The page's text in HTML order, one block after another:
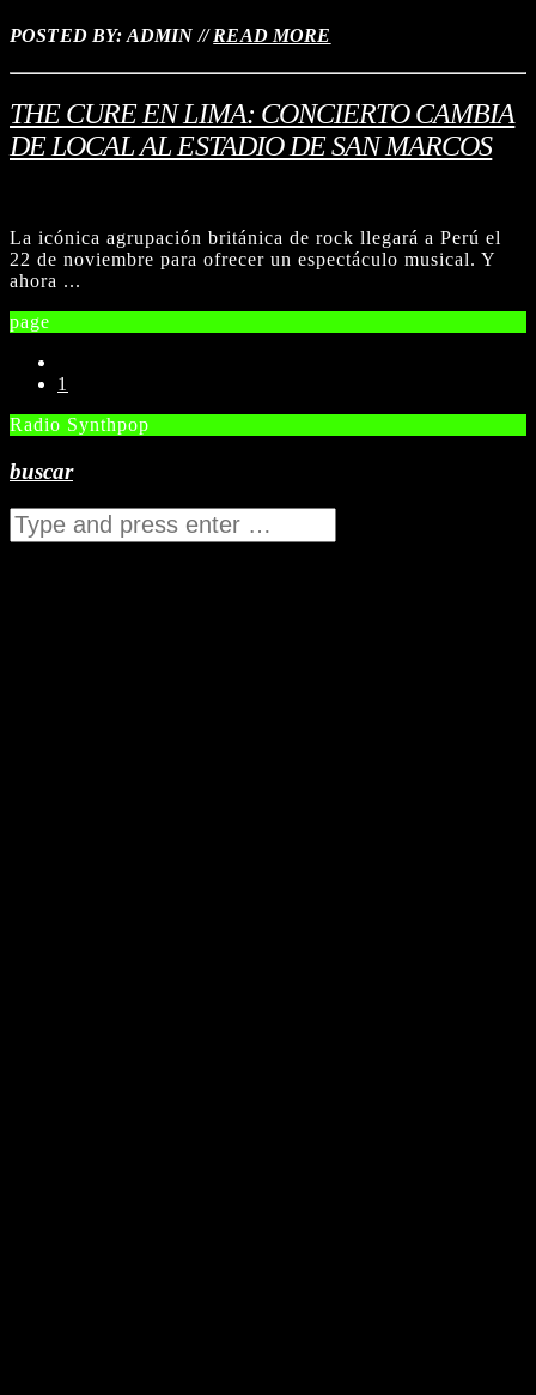
POSTED BY: ADMIN //READ MORE
THE CURE EN LIMA: CONCIERTO CAMBIA
DE LOCAL AL ESTADIO DE SAN MARCOS
La icónica agrupación británica de rock llegará a Perú el
22 de noviembre para ofrecer un espectáculo musical. Y
ahora ...
page
1
Radio Synthpop
buscar